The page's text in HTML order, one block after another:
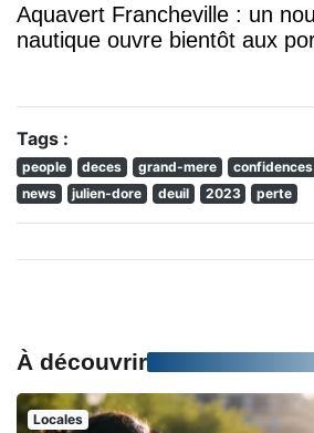
Aquavert Francheville : un
nautique ouvre bientôt aux
Tags :
people deces grand-mere confidences
news
julien-dore deuil 2023 perte
À découvrir
Locales